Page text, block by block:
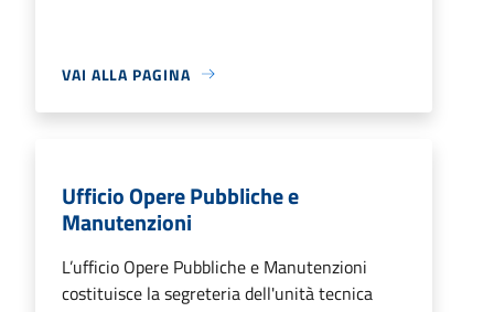
VAI ALLA PAGINA
Ufficio Opere Pubbliche e
Manutenzioni
L’ufficio Opere Pubbliche e Manutenzioni
costituisce la segreteria dell'unità tecnica